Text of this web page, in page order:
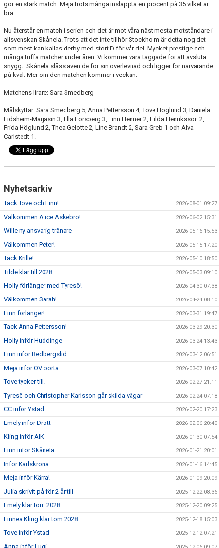
gör en stark match. Meja trots många insläppta en procent på 35 vilket är
bra.
Nu återstår en match i serien och det är mot våra näst mesta motståndare i
allsvenskan Skånela. Trots att det inte tillhör Stockholm är detta nog det
som mest kan kallas derby med stort D för vår del. Mycket prestige och
många tuffa matcher under åren. Vi kommer vara taggade för att avsluta
snyggt. Skånela slåss även de för sin överlevnad och ligger för närvarande
på kval. Mer om den matchen kommer i veckan.
Matchens lirare: Sara Smedberg
Målskyttar: Sara Smedberg 5, Anna Pettersson 4, Tove Höglund 3, Daniela
Lidsheim-Marjasin 3, Ella Forsberg 3, Linn Henner 2, Hilda Henriksson 2,
Frida Höglund 2, Thea Gelotte 2, Line Brandt 2, Sara Greb 1 och Alva
Carlstedt 1.
Nyhetsarkiv
Tack Tove och Linn! 2026-08-01 09:27
Välkommen Alice Askebro! 2026-06-02 15:31
Wille ny ansvarig tränare 2026-05-16 15:53
Välkommen Peter! 2026-05-15 17:20
Tack Krille! 2026-05-10 18:50
Tilde klar till 2028 2026-05-03 09:10
Holly förlänger med Tyresö! 2026-04-30 07:38
Välkommen Sarah! 2026-04-24 08:10
Linn förlänger! 2026-03-31 19:47
Tack Anna Pettersson! 2026-03-29 20:30
Holly inför Huddinge 2026-03-24 13:43
Linn inför Redbergslid 2026-03-12 06:51
Meja inför OV borta 2026-03-07 10:42
Tove tycker till! 2026-02-27 21:11
Tyresö och Christopher Karlsson går skilda vägar 2026-02-24 07:18
CC inför Ystad 2026-02-20 17:23
Emely inför Drott 2026-02-06 20:40
Kling inför AIK 2026-01-30 07:54
Linn inför Skånela 2026-01-21 20:01
Inför Karlskrona 2026-01-16 14:45
Meja inför Kärra! 2026-01-09 20:09
Julia skrivit på för 2 år till 2025-12-22 08:36
Emely klar tom 2028 2025-12-20 09:25
Linnea Kling klar tom 2028 2025-12-18 15:03
Tove inför Ystad 2025-12-12 07:21
Anna inför Lugi